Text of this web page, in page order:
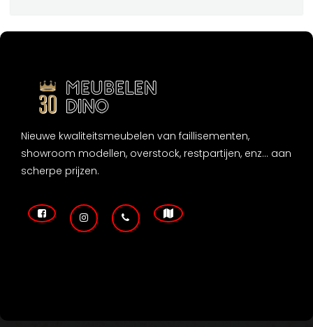
Nieuwe kwaliteitsmeubelen van faillisementen,
showroom modellen, overstock, restpartijen, enz... aan
scherpe prijzen.